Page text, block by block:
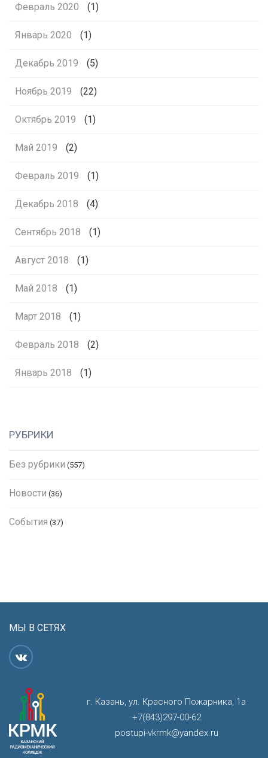
Февраль 2020 (1)
Январь 2020 (1)
Декабрь 2019 (5)
Ноябрь 2019 (22)
Октябрь 2019 (1)
Май 2019 (2)
Февраль 2019 (1)
Декабрь 2018 (4)
Сентябрь 2018 (1)
Август 2018 (1)
Май 2018 (1)
Март 2018 (1)
Февраль 2018 (2)
Январь 2018 (1)
РУБРИКИ
Без рубрики (557)
Новости (36)
События (37)
МЫ В СЕТЯХ
г. Казань, ул. Красного Пожарника, 1а
+7(843)297-00-62
postupi-vkrmk@yandex.ru